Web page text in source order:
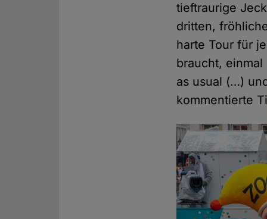
tieftraurige
dritten,
harte Tour für
braucht,
as usual (…)
kommentierte